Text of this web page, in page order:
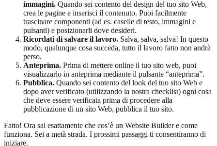
immagini. Quando sei contento del design del tuo sito Web,
crea le pagine e inserisci il contenuto. Puoi facilmente
trascinare componenti (ad es. caselle di testo, immagini e
pulsanti) e posizionarli dove desideri.
Ricordati di salvare il lavoro. Salva, salva, salva! In questo
modo, qualunque cosa succeda, tutto il lavoro fatto non andrà
perso.
Anteprima. Prima di mettere online il tuo sito web, puoi
visualizzarlo in anteprima mediante il pulsante “anteprima”.
Pubblica. Quando sei contento del look del tuo sito Web e
dopo aver verificato (utilizzando la nostra checklist) ogni cosa
che deve essere verificata prima di procedere alla
pubblicazione di un sito Web, pubblica il tuo sito.
Fatto! Ora sai esattamente che cos’è un Website Builder e come
funziona. Sei a metà strada. I prossimi passaggi ti consentiranno di
iniziare.